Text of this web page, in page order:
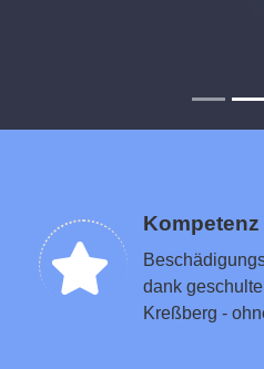
Kompetenz
dank
Kreßberg -